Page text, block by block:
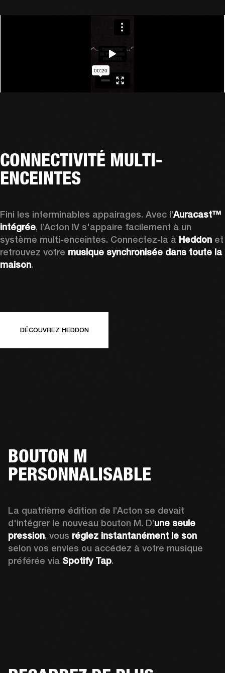
CONNECTIVITÉ MULTI-
ENCEINTES
Fini les interminables appairages. Avec l’Auracast™
intégrée, l’Acton IV s'appaire facilement à un
système multi-enceintes. Connectez-la à Heddon et
retrouvez votre musique synchronisée dans toute la
maison.
DÉCOUVREZ HEDDON
BOUTON M
PERSONNALISABLE
La quatrième édition de l’Acton se devait
d'intégrer le nouveau bouton M. D’une seule
pression, vous
selon vos envies ou accédez à votre musique
préférée via Spotify Tap.